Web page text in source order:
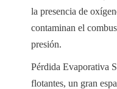
la presencia de
contaminan el
presión.
Pérdida Evaporativa
flotantes, un gran